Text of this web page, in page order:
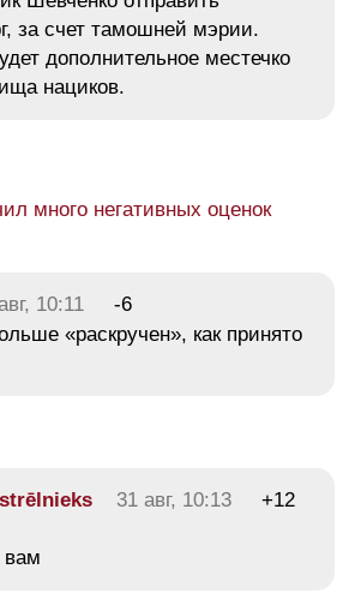
за счет тамошней мэрии.
дополнительное местечко
нациков.
много негативных оценок
10:11
-6
«раскручен», как принято
31 авг, 10:13 +12
вам